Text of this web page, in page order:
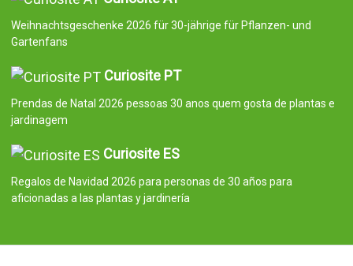
Weihnachtsgeschenke 2026 für 30-jährige für Pflanzen- und
Gartenfans
Curiosite PT
Prendas de Natal 2026 pessoas 30 anos quem gosta de plantas e
jardinagem
Curiosite ES
Regalos de Navidad 2026 para personas de 30 años para
aficionadas a las plantas y jardinería